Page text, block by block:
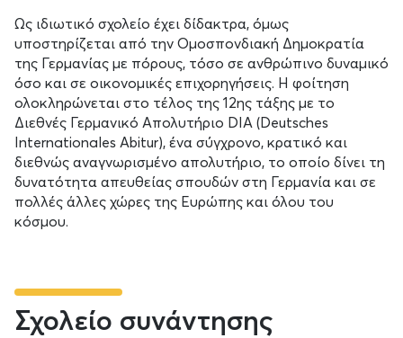
Ως ιδιωτικό σχολείο έχει δίδακτρα, όμως
υποστηρίζεται από την Ομοσπονδιακή Δημοκρατία
της Γερμανίας με πόρους, τόσο σε ανθρώπινο δυναμικό
όσο και σε οικονομικές επιχορηγήσεις. Η φοίτηση
ολοκληρώνεται στο τέλος της 12ης τάξης με το
Διεθνές Γερμανικό Απολυτήριο DIA (Deutsches
Internationales Abitur), ένα σύγχρονο, κρατικό και
διεθνώς αναγνωρισμένο απολυτήριο, το οποίο δίνει τη
δυνατότητα απευθείας σπουδών στη Γερμανία και σε
πολλές άλλες χώρες της Ευρώπης και όλου του
κόσμου.
Σχολείο συνάντησης